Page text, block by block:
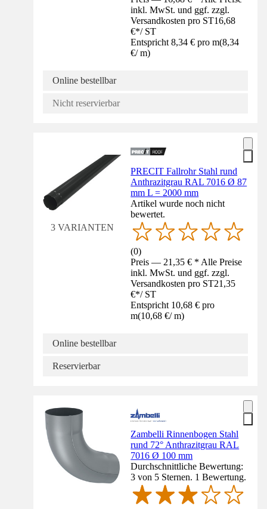
inkl. MwSt. und ggf. zzgl.
Versandkosten pro ST16,68
€*/ ST
Entspricht 8,34 € pro m(8,34
€/ m)
Online bestellbar
Nicht reservierbar
3 VARIANTEN
PRECIT Fallrohr Stahl rund
Anthrazitgrau RAL 7016 Ø 87
mm L = 2000 mm
Artikel wurde noch nicht
bewertet.
(0)
Preis — 21,35 € * Alle Preise
inkl. MwSt. und ggf. zzgl.
Versandkosten pro ST21,35
€*/ ST
Entspricht 10,68 € pro
m(10,68 €/ m)
Online bestellbar
Reservierbar
Zambelli Rinnenbogen Stahl
rund 72° Anthrazitgrau RAL
7016 Ø 100 mm
Durchschnittliche Bewertung:
3 von 5 Sternen. 1 Bewertung.